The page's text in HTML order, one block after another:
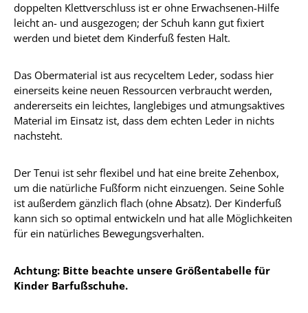
doppelten Klettverschluss ist er ohne Erwachsenen-Hilfe
leicht an- und ausgezogen; der Schuh kann gut fixiert
werden und bietet dem Kinderfuß festen Halt.
Das Obermaterial ist aus recyceltem Leder, sodass hier
einerseits keine neuen Ressourcen verbraucht werden,
andererseits ein leichtes, langlebiges und atmungsaktives
Material im Einsatz ist, dass dem echten Leder in nichts
nachsteht.
Der Tenui ist sehr flexibel und hat eine breite Zehenbox,
um die natürliche Fußform nicht einzuengen. Seine Sohle
ist außerdem gänzlich flach (ohne Absatz). Der Kinderfuß
kann sich so optimal entwickeln und hat alle Möglichkeiten
für ein natürliches Bewegungsverhalten.
Achtung: Bitte beachte unsere Größentabelle für
Kinder Barfußschuhe.